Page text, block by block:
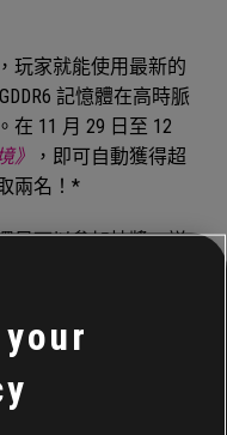
玩家就能使用最新的
記憶體在高時脈
在 11 月 29 日至 12
》
，即可自動獲得超
兩名！*
是可以參加抽獎。詳
7 日於 PS5、Xbox
Ubisoft+ 訂閱
格